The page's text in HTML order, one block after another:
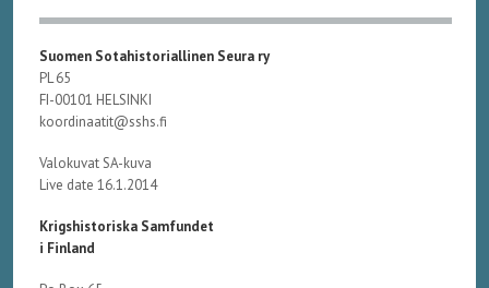
Suomen Sotahistoriallinen Seura ry
PL 65
FI-00101 HELSINKI
koordinaatit@sshs.fi
Valokuvat SA-kuva
Live date 16.1.2014
Krigshistoriska Samfundet
i Finland